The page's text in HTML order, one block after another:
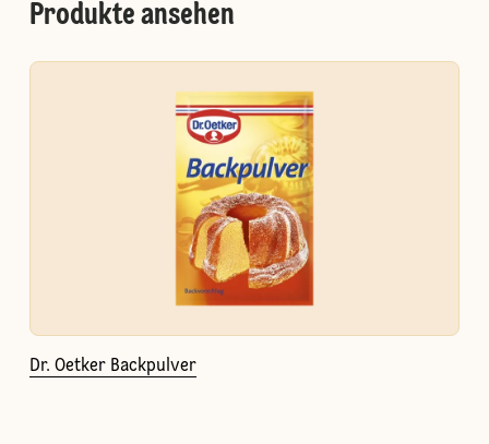
Produkte ansehen
Dr. Oetker Backpulver